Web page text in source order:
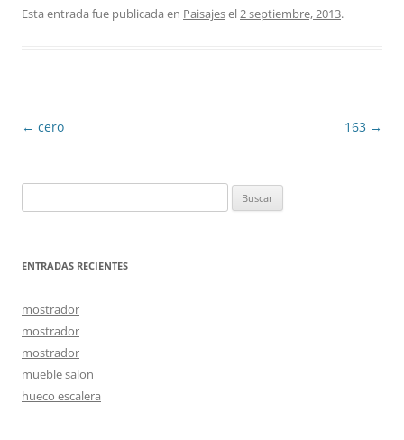
Esta entrada fue publicada en Paisajesel2 septiembre, 2013.
Navegación
← cero 163 →
ENTRADAS RECIENTES
mostrador
mostrador
mostrador
mueble salon
hueco escalera